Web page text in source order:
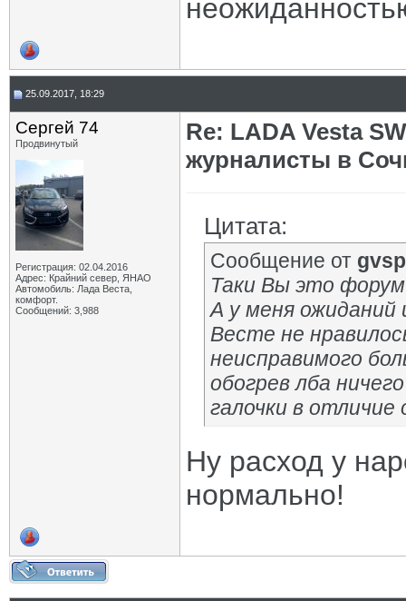
25.09.2017, 18:29
Сергей 74
Продвинутый
Регистрация: 02.04.2016
Адрес: Крайний север, ЯНАО
Автомобиль: Лада Веста,
комфорт.
Сообщений: 3,988
Re: LADA Vesta
журналисты в
Цитата:
Сообщение от gvsp
Таки Вы это
А у меня ожиданий
Весте не
неисправимого
обогрев лба
галочки в
Ну расход у
нормально!